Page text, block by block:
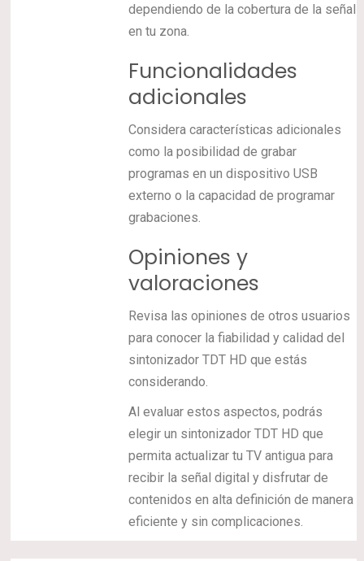
dependiendo de la cobertura de la señal
en tu zona.
Funcionalidades
adicionales
Considera características adicionales
como la posibilidad de grabar
programas en un dispositivo USB
externo o la capacidad de programar
grabaciones.
Opiniones y
valoraciones
Revisa las opiniones de otros usuarios
para conocer la fiabilidad y calidad del
sintonizador TDT HD que estás
considerando.
Al evaluar estos aspectos, podrás
elegir un sintonizador TDT HD que
permita actualizar tu TV antigua para
recibir la señal digital y disfrutar de
contenidos en alta definición de manera
eficiente y sin complicaciones.